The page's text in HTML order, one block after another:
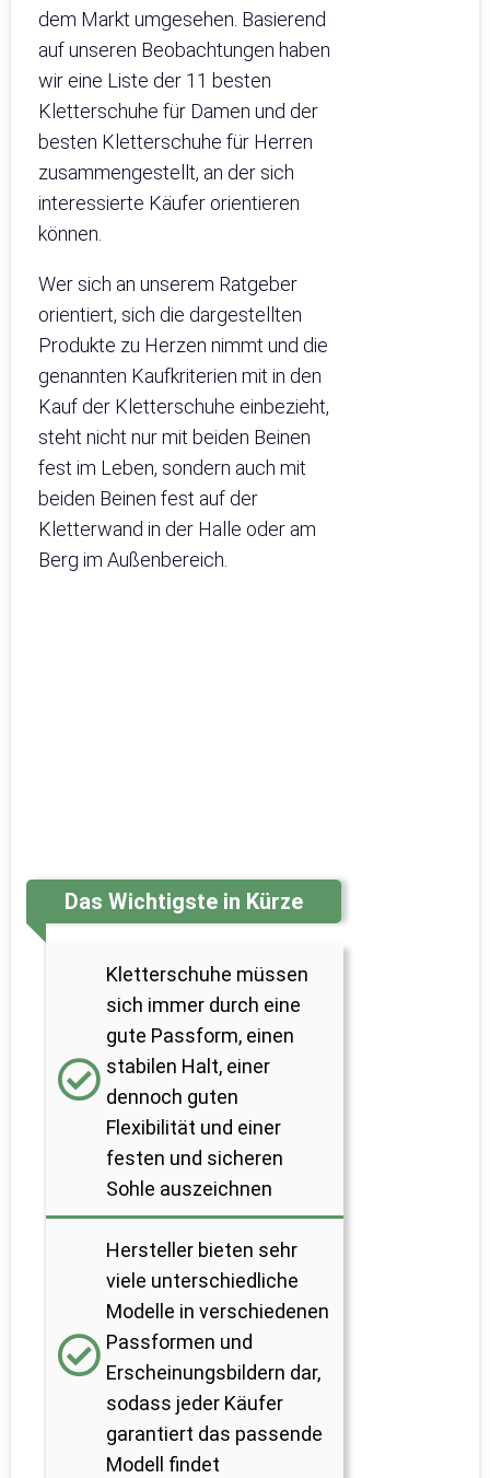
dem Markt umgesehen. Basierend
auf unseren Beobachtungen haben
wir eine Liste der 11 besten
Kletterschuhe für Damen und der
besten Kletterschuhe für Herren
zusammengestellt, an der sich
interessierte Käufer orientieren
können.
Wer sich an unserem Ratgeber
orientiert, sich die dargestellten
Produkte zu Herzen nimmt und die
genannten Kaufkriterien mit in den
Kauf der Kletterschuhe einbezieht,
steht nicht nur mit beiden Beinen
fest im Leben, sondern auch mit
beiden Beinen fest auf der
Kletterwand in der Halle oder am
Berg im Außenbereich.
Das Wichtigste in Kürze
Kletterschuhe müssen
sich immer durch eine
gute Passform, einen
stabilen Halt, einer
dennoch guten
Flexibilität und einer
festen und sicheren
Sohle auszeichnen
Hersteller bieten sehr
viele unterschiedliche
Modelle in verschiedenen
Passformen und
Erscheinungsbildern dar,
sodass jeder Käufer
garantiert das passende
Modell findet